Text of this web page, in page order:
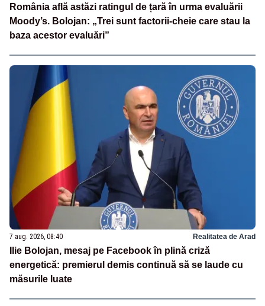
România află astăzi ratingul de țară în urma evaluării
Moody’s. Bolojan: „Trei sunt factorii-cheie care stau la
baza acestor evaluări”
7 aug. 2026, 08:40 Realitatea de Arad
Ilie Bolojan, mesaj pe Facebook în plină criză
energetică: premierul demis continuă să se laude cu
măsurile luate